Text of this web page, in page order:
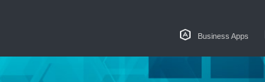
Business Apps